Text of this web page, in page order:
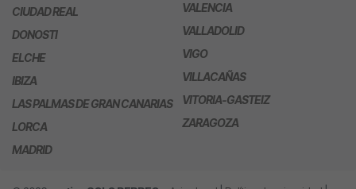
CIUDAD REAL
DONOSTI
ELCHE
IBIZA
LAS PALMAS DE GRAN CANARIAS
LORCA
MADRID
VALENCIA
VALLADOLID
VIGO
VILLACAÑAS
VITORIA-GASTEIZ
ZARAGOZA